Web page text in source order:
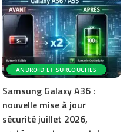
ANDROID ET SURCOUCHES
Samsung Galaxy A36 :
nouvelle mise à jour
sécurité juillet 2026,